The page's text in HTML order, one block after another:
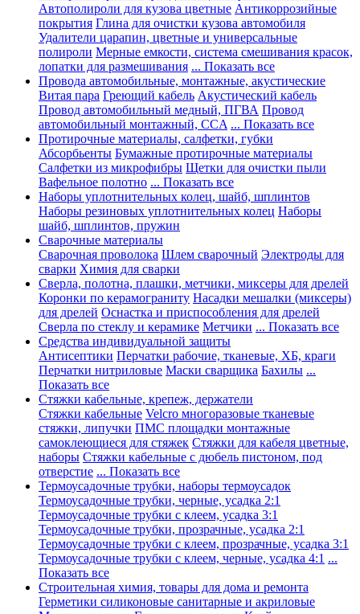
Автополироли для кузова цветные Антикоррозийные
покрытия Глина для очистки кузова автомобиля
Удалители царапин, цветные и универсальные
полироли Мерные емкости, система смешивания красок,
лопатки для размешивания ... Показать все
Провода автомобильные, монтажные, акустические
Витая пара Греющий кабель Акустический кабель
Провод автомобильный медный, ПГВА Провод
автомобильный монтажный, CCA ... Показать все
Протирочные материалы, салфетки, губки
Абсорбьенты Бумажные протирочные материалы
Салфетки из микрофибры Щетки для очистки пыли
Вафельное полотно ... Показать все
Наборы уплотнительных колец, шайб, шплинтов
Наборы резиновых уплотнительных колец Наборы
шайб, шплинтов, пружин
Сварочные материалы
Сварочная проволока Шлем сварочный Электроды для
сварки Химия для сварки
Сверла, полотна, плашки, метчики, миксеры для дрелей
Коронки по керамограниту Насадки мешалки (миксеры)
для дрелей Оснастка и приспособления для дрелей
Сверла по стеклу и керамике Метчики ... Показать все
Средства индивидуальной защиты
Антисептики Перчатки рабочие, тканевые, ХБ, краги
Перчатки нитриловые Маски сварщика Бахилы ...
Показать все
Стяжки кабельные, крепеж, держатели
Стяжки кабельные Velcro многоразовые тканевые
стяжки, липучки ПМС площадки монтажные
самоклеющиеся для стяжек Стяжки для кабеля цветные,
наборы Стяжки кабельные с дюбель пистоном, под
отверстие ... Показать все
Термоусадочные трубки, наборы термоусадок
Термоусадочные трубки, черные, усадка 2:1
Термоусадочные трубки с клеем, усадка 3:1
Термоусадочные трубки, прозрачные, усадка 2:1
Термоусадочные трубки с клеем, прозрачные, усадка 3:1
Термоусадочные трубки с клеем, черные, усадка 4:1 ...
Показать все
Строительная химия, товары для дома и ремонта
Герметики силиконовые санитарные и акриловые